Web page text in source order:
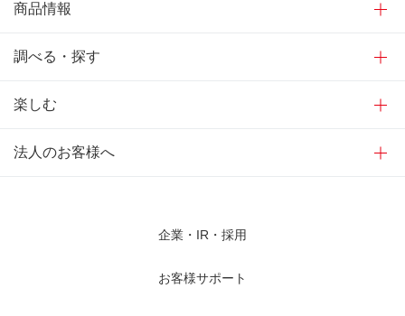
商品情報
調べる・探す
楽しむ
法人のお客様へ
企業・IR・採用
お客様サポート